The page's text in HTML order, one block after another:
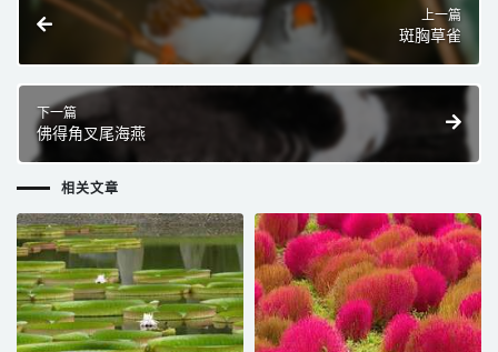
上一篇
斑胸草雀
下一篇
佛得角叉尾海燕
相关文章